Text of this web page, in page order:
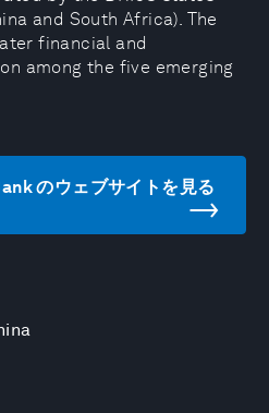
and South Africa). The
financial and
among the five emerging
のウェブサイトを見る